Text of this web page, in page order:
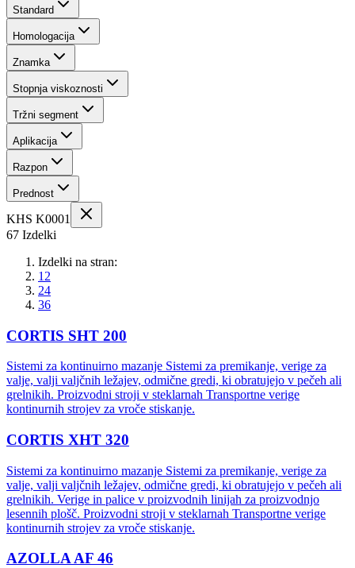
Standard
Homologacija
Znamka
Stopnja viskoznosti
Tržni segment
Aplikacija
Razpon
Prednost
KHS K0001
67 Izdelki
Izdelki na stran:
12
24
36
CORTIS SHT 200
Sistemi za kontinuirno mazanje Sistemi za premikanje, verige za
valje, valji valjčnih ležajev, odmične gredi, ki obratujejo v pečeh ali
grelnikih. Proizvodni stroji v steklarnah Transportne verige
kontinurnih strojev za vroče stiskanje.
CORTIS XHT 320
Sistemi za kontinuirno mazanje Sistemi za premikanje, verige za
valje, valji valjčnih ležajev, odmične gredi, ki obratujejo v pečeh ali
grelnikih. Verige in palice v proizvodnih linijah za proizvodnjo
lesennih plošč. Proizvodni stroji v steklarnah Transportne verige
kontinurnih strojev za vroče stiskanje.
AZOLLA AF 46